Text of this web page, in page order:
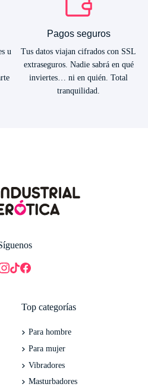
u
Pagos seguros
Tus datos viajan cifrados con SSL
extraseguros. Nadie sabrá en qué
inviertes… ni en quién. Total
tranquilidad.
Top categorías
Para hombre
Para mujer
Vibradores
Masturbadores